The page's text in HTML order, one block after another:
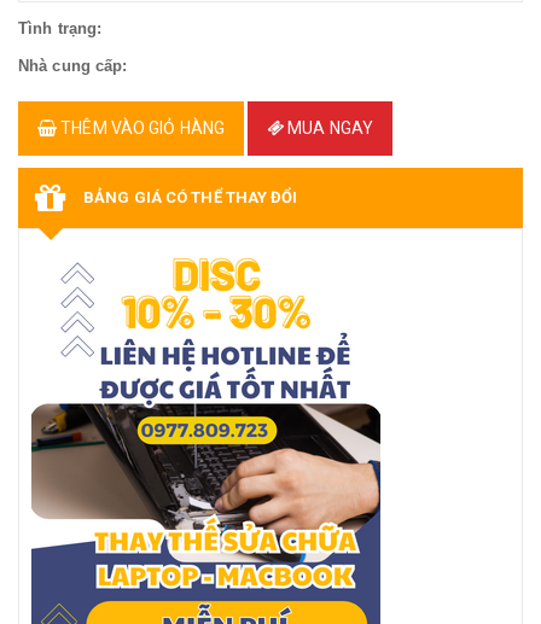
Tình trạng:
Nhà cung cấp:
THÊM VÀO GIỎ HÀNG MUA NGAY
BẢNG GIÁ CÓ THỂ THAY ĐỔI